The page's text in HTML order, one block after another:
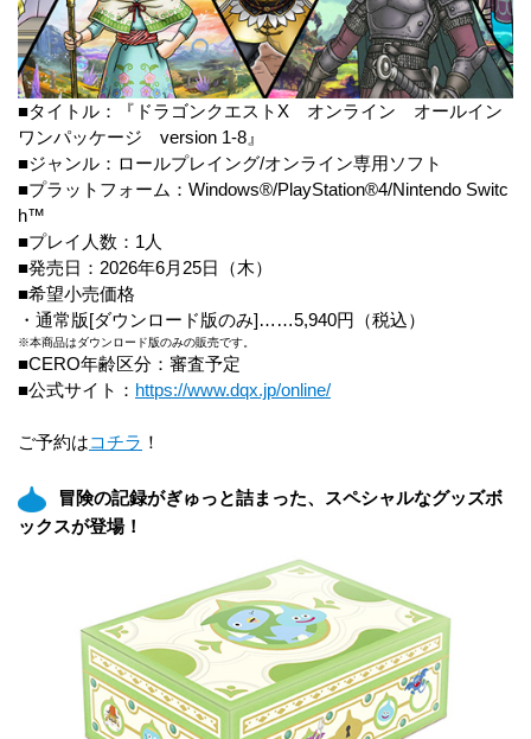
■タイトル：『ドラゴンクエストX オンライン オールイン
ワンパッケージ version 1-8』
■ジャンル：ロールプレイング/オンライン専用ソフト
■プラットフォーム：Windows®/PlayStation®4/Nintendo Switc
h™
■プレイ人数：1人
■発売日：2026年6月25日（木）
■希望小売価格
・通常版[ダウンロード版のみ]……5,940円（税込）
※本商品はダウンロード版のみの販売です。
■CERO年齢区分：審査予定
■公式サイト： https://www.dqx.jp/online/
ご予約はコチラ ！
冒険の記録がぎゅっと詰まった、スペシャルなグッズボ
ックスが登場！